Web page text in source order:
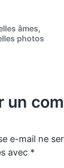
d
âmes,
photos
un
e-mail ne
avec *